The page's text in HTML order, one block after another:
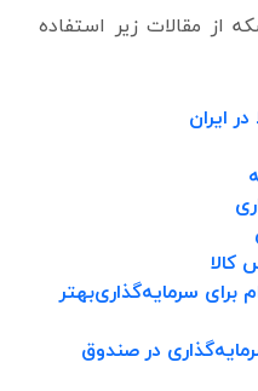
از مقالات زیر استفاده
ایران
برای سرمایه‌گذاری‌بهتر
در صندوق